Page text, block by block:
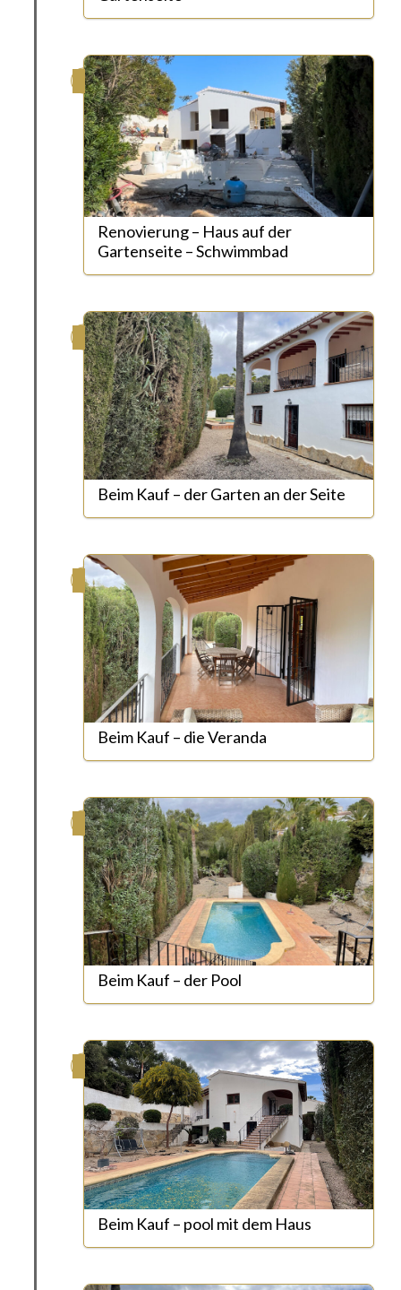
Renovierung – Haus auf der
Gartenseite – Schwimmbad
Beim Kauf – der Garten an der Seite
Beim Kauf – die Veranda
Beim Kauf – der Pool
Beim Kauf – pool mit dem Haus